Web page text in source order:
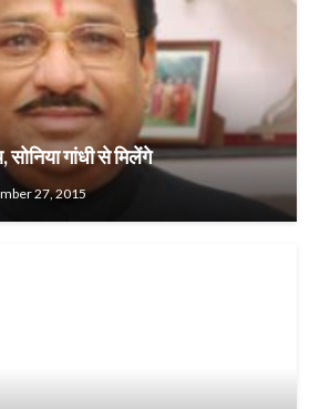
गांधी से मिलेंगे
27, 2015